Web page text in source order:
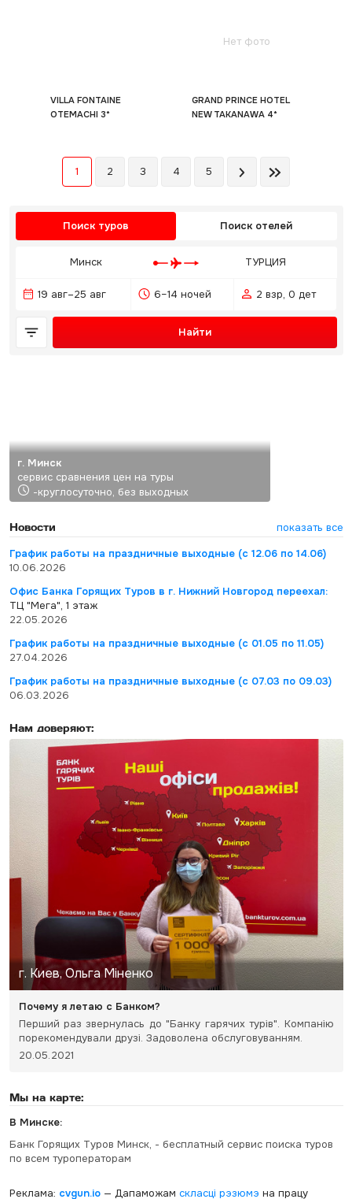
VILLA FONTAINE
OTEMACHI 3*
Нет фото
GRAND PRINCE HOTEL
NEW TAKANAWA 4*
1 2 3 4 5
Поиск туров Поиск отелей
Минск ТУРЦИЯ
19 авг–25 авг 6–14 ночей 2 взр, 0 дет
Найти
г. Минск
сервис сравнения цен на туры
-круглосуточно, без выходных
Новости
показать все
График работы на праздничные выходные (с 12.06 по 14.06)
10.06.2026
Офис Банка Горящих Туров в г. Нижний Новгород переехал:
ТЦ "Мега", 1 этаж
22.05.2026
График работы на праздничные выходные (с 01.05 по 11.05)
27.04.2026
График работы на праздничные выходные (с 07.03 по 09.03)
06.03.2026
Нам доверяют:
г. Киев, Ольга Міненко
Почему я летаю с Банком?
Перший раз звернулась до "Банку гарячих турів". Компанію
порекомендували друзі. Задоволена обслуговуванням.
20.05.2021
Мы на карте:
В Минске:
Банк Горящих Туров Минск, - бесплатный сервис поиска туров
по всем туроператорам
Реклама: cvgun.io— Дапаможам скласці рэзюмэ на працу